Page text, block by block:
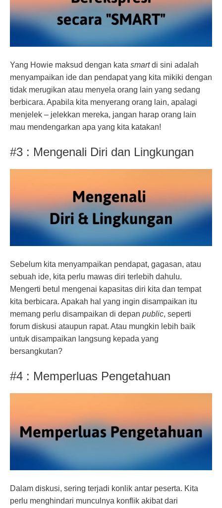
Yang Howie maksud dengan kata smartdi sini adalah
menyampaikan ide dan pendapat yang kita mikiki dengan
tidak merugikan atau menyela orang lain yang sedang
berbicara. Apabila kita menyerang orang lain, apalagi
menjelek – jelekkan mereka, jangan harap orang lain
mau mendengarkan apa yang kita katakan!
#3 : Mengenali Diri dan Lingkungan
Sebelum kita menyampaikan pendapat, gagasan, atau
sebuah ide, kita perlu mawas diri terlebih dahulu.
Mengerti betul mengenai kapasitas diri kita dan tempat
kita berbicara. Apakah hal yang ingin disampaikan itu
memang perlu disampaikan di depan public, seperti
forum diskusi ataupun rapat. Atau mungkin lebih baik
untuk disampaikan langsung kepada yang
bersangkutan?
#4 : Memperluas Pengetahuan
Dalam diskusi, sering terjadi konlik antar peserta. Kita
perlu menghindari munculnya konflik akibat dari